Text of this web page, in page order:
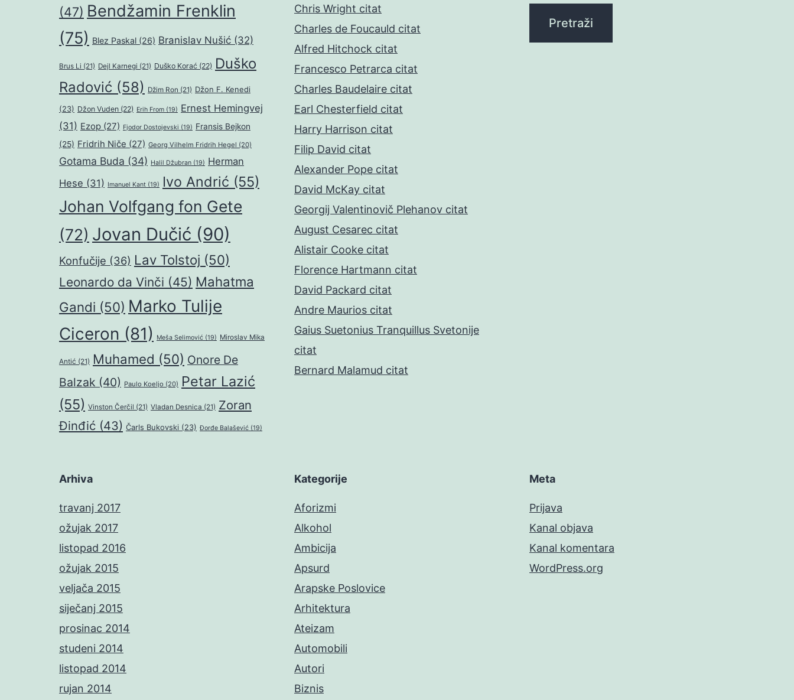
(47) Bendžamin Frenklin
(75) Blez Paskal (26) Branislav Nušić (32)
Brus Li (21) Dejl Karnegi (21) Duško Korać (22) Duško
Radović (58) Džim Ron (21) Džon F. Kenedi
(23) Džon Vuden (22) Erih From (19) Ernest Hemingvej
(31) Ezop (27) Fjodor Dostojevski (19) Fransis Bejkon
(25) Fridrih Niče (27) Georg Vilhelm Fridrih Hegel (20)
Gotama Buda (34) Halil Džubran (19) Herman
Hese (31) Imanuel Kant (19) Ivo Andrić (55)
Johan Volfgang fon Gete
(72) Jovan Dučić (90)
Konfučije (36) Lav Tolstoj (50)
Leonardo da Vinči (45) Mahatma
Gandi (50) Marko Tulije
Ciceron (81) Meša Selimović (19) Miroslav Mika
Antić (21) Muhamed (50) Onore De
Balzak (40) Paulo Koeljo (20) Petar Lazić
(55) Vinston Čerčil (21) Vladan Desnica (21) Zoran
Đinđić (43) Čarls Bukovski (23) Đorđe Balašević (19)
Chris Wright citat
Charles de Foucauld citat
Alfred Hitchock citat
Francesco Petrarca citat
Charles Baudelaire citat
Earl Chesterfield citat
Harry Harrison citat
Filip David citat
Alexander Pope citat
David McKay citat
Georgij Valentinovič Plehanov citat
August Cesarec citat
Alistair Cooke citat
Florence Hartmann citat
David Packard citat
Andre Maurios citat
Gaius Suetonius Tranquillus Svetonije
citat
Bernard Malamud citat
Arhiva
travanj 2017
ožujak 2017
listopad 2016
ožujak 2015
veljača 2015
siječanj 2015
prosinac 2014
studeni 2014
listopad 2014
rujan 2014
Kategorije
Aforizmi
Alkohol
Ambicija
Apsurd
Arapske Poslovice
Arhitektura
Ateizam
Automobili
Autori
Biznis
Meta
Prijava
Kanal objava
Kanal komentara
WordPress.org